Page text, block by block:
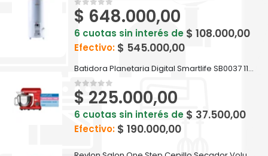
0out of 5
$ 648.000,00
6 cuotas sin interés de $ 108.000,00
Efectivo: $ 545.000,00
Batidora Planetaria Digital Smartlife SB0037 1100W Roja
0out of 5
$ 225.000,00
6 cuotas sin interés de $ 37.500,00
Efectivo: $ 190.000,00